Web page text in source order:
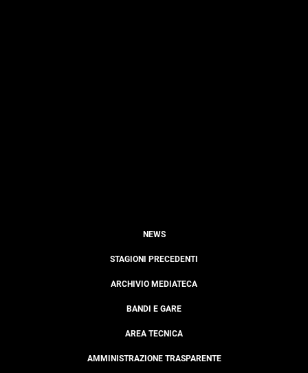
NEWS
STAGIONI PRECEDENTI
ARCHIVIO MEDIATECA
BANDI E GARE
AREA TECNICA
AMMINISTRAZIONE TRASPARENTE